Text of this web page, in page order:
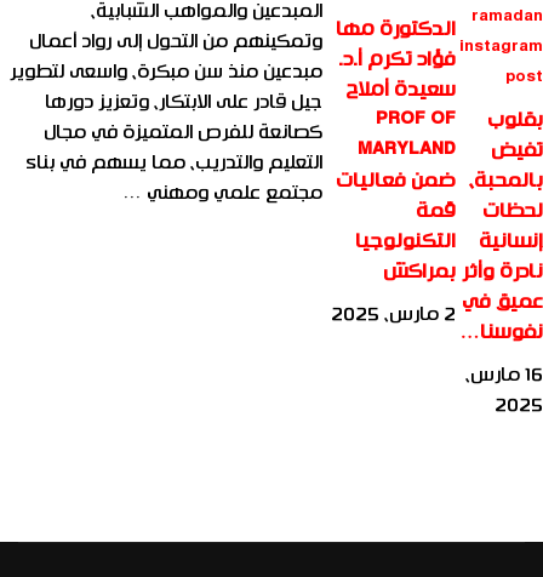
بقلوب
تفيض
بالمحبة،
لحظات
إنسانية
نادرة وأثر
عميق في
نفوسنا…
16 مارس،
2025
الدكتورة مها
فؤاد تكرم أ.د.
سعيدة أملاح
PROF OF
MARYLAND
ضمن فعاليات
قمة
التكنولوجيا
بمراكش
2 مارس، 2025
المبدعين والمواهب الشبابية،
وتمكينهم من التحول إلى رواد أعمال
مبدعين منذ سن مبكرة، واسعى لتطوير
جيل قادر على الابتكار، وتعزيز دورها
كصانعة للفرص المتميزة في مجال
التعليم والتدريب، مما يسهم في بناء
مجتمع علمي ومهني …